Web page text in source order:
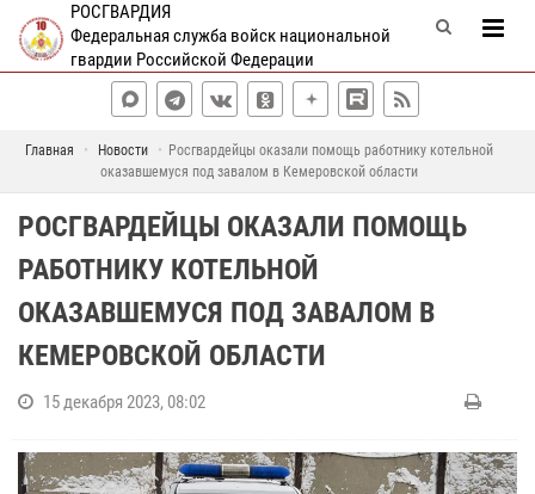
РОСГВАРДИЯ
Федеральная служба войск национальной
гвардии Российской Федерации
Главная Новости
Росгвардейцы оказали помощь работнику котельной
оказавшемуся под завалом в Кемеровской области
РОСГВАРДЕЙЦЫ ОКАЗАЛИ ПОМОЩЬ
РАБОТНИКУ КОТЕЛЬНОЙ
ОКАЗАВШЕМУСЯ ПОД ЗАВАЛОМ В
КЕМЕРОВСКОЙ ОБЛАСТИ
15 декабря 2023, 08:02